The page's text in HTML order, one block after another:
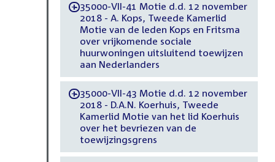
-35000-VII-41 Motie d.d. 12 november
2018 - A. Kops, Tweede Kamerlid
Motie van de leden Kops en Fritsma
over vrijkomende sociale
huurwoningen uitsluitend toewijzen
aan Nederlanders
-35000-VII-43 Motie d.d. 12 november
2018 - D.A.N. Koerhuis, Tweede
Kamerlid Motie van het lid Koerhuis
over het bevriezen van de
toewijzingsgrens